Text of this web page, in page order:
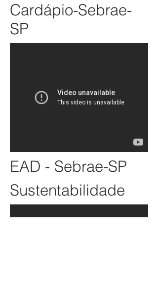
Cardápio-Sebrae-
SP
EAD - Sebrae-SP
Sustentabilidade